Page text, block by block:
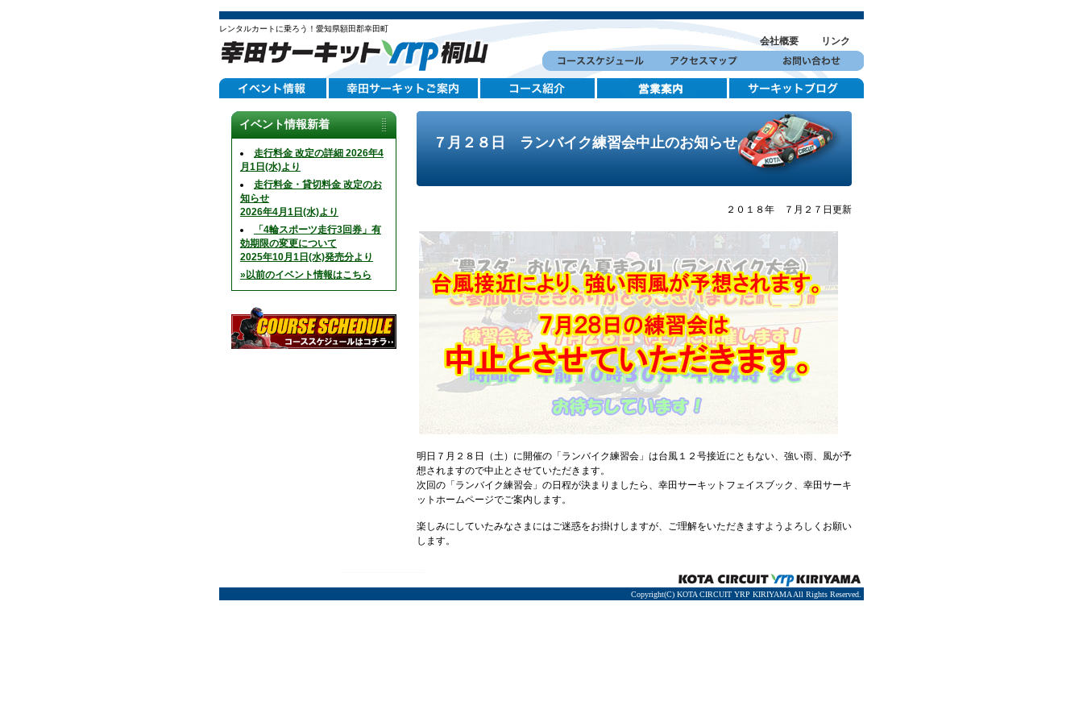
レンタルカートに乗ろう！愛知県額田郡幸田町
リンク
会社概要
７月２８日 ランバイク練習会中止のお知らせ
２０１８年 ７月２７日更新
明日７月２８日（土）に開催の「ランバイク練習会」は台風１２号接近にともない、強い雨、風が予
想されますので中止とさせていただきます。
次回の「ランバイク練習会」の日程が決まりましたら、幸田サーキットフェイスブック、幸田サーキ
ットホームページでご案内します。
楽しみにしていたみなさまにはご迷惑をお掛けしますが、ご理解をいただきますようよろしくお願い
します。
イベント情報新着
走行料金 改定の詳細 2026年4
月1日(水)より
走行料金・貸切料金 改定のお
知らせ
2026年4月1日(水)より
「4輪スポーツ走行3回券」有
効期限の変更について
2025年10月1日(水)発売分より
»以前のイベント情報はこちら
Copyright(C) KOTA CIRCUIT YRP KIRIYAMA All Rights Reserved.